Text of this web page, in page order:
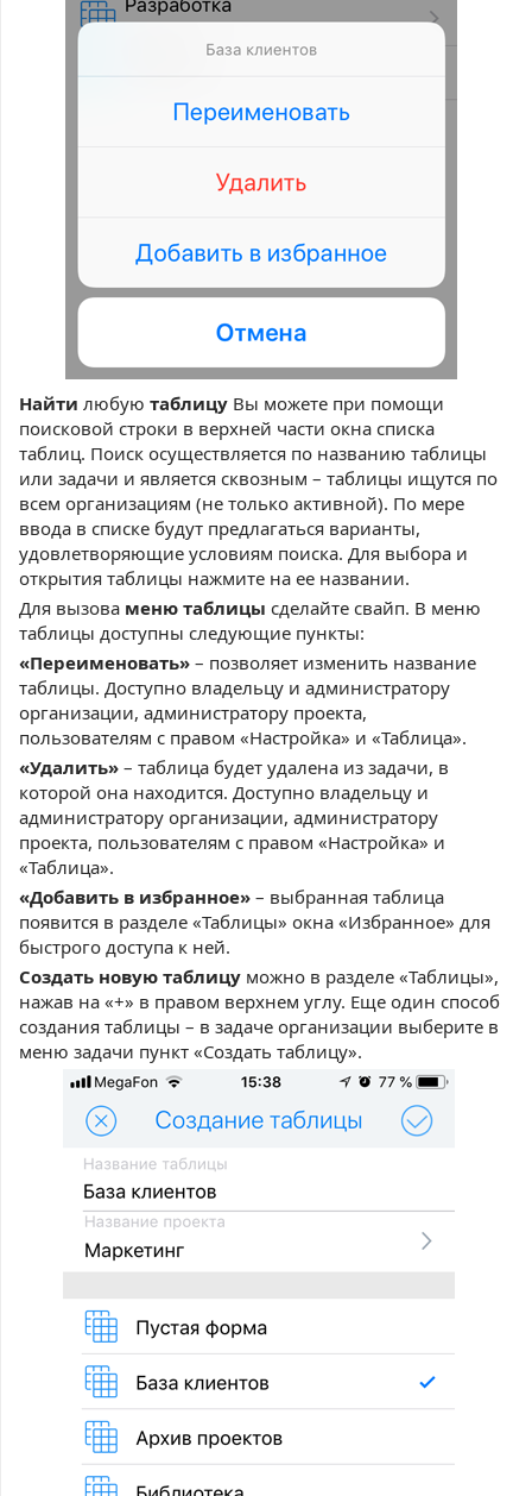
Найти любую таблицу Вы можете при помощи
поисковой строки в верхней части окна списка
таблиц. Поиск осуществляется по названию таблицы
или задачи и является сквозным – таблицы ищутся по
всем организациям (не только активной). По мере
ввода в списке будут предлагаться варианты,
удовлетворяющие условиям поиска. Для выбора и
открытия таблицы нажмите на ее названии.
Для вызова меню таблицы сделайте свайп. В меню
таблицы доступны следующие пункты:
«Переименовать» – позволяет изменить название
таблицы. Доступно владельцу и администратору
организации, администратору проекта,
пользователям с правом «Настройка» и «Таблица».
«Удалить» – таблица будет удалена из задачи, в
которой она находится. Доступно владельцу и
администратору организации, администратору
проекта, пользователям с правом «Настройка» и
«Таблица».
«Добавить в избранное» – выбранная таблица
появится в разделе «Таблицы» окна «Избранное» для
быстрого доступа к ней.
Создать новую таблицу можно в разделе «Таблицы»,
нажав на «+» в правом верхнем углу. Еще один способ
создания таблицы – в задаче организации выберите в
меню задачи пункт «Создать таблицу».